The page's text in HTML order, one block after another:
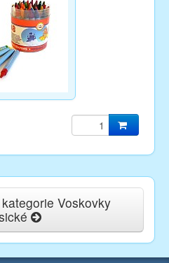
Voskovky